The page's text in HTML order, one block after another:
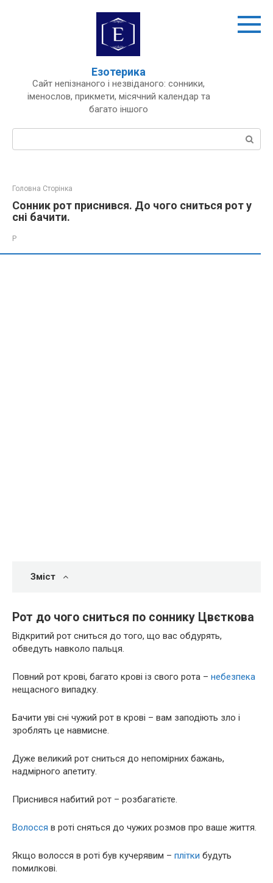
Езотерика
Сайт непізнаного і незвіданого: сонники,
іменослов, прикмети, місячний календар та
багато іншого
Пошук:
Головна Сторінка
Сонник рот приснився. До чого сниться рот у
сні бачити.
Р
Зміст
Рот до чого сниться по соннику Цвєткова
Відкритий рот сниться до того, що вас обдурять,
обведуть навколо пальця.
Повний рот крові, багато крові із свого рота – небезпека
нещасного випадку.
Бачити уві сні чужий рот в крові – вам заподіють зло і
зроблять це навмисне.
Дуже великий рот сниться до непомірних бажань,
надмірного апетиту.
Приснився набитий рот – розбагатієте.
Волосся в роті сняться до чужих розмов про ваше життя.
Якщо волосся в роті був кучерявим – плітки будуть
помилкові.